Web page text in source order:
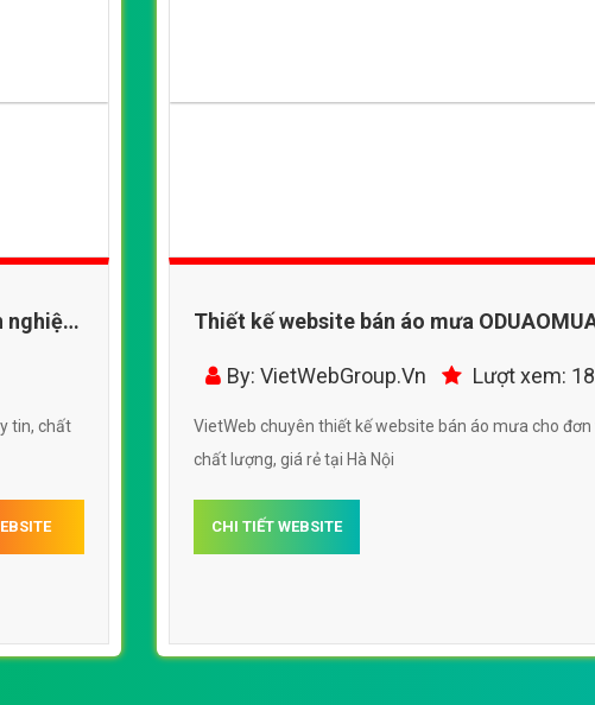
nghiệp
tin, chất
Thiết kế website bán áo mưa
nghiệp chuẩn SEO
By: VietWebGroup.Vn Lượt xem:
VietWeb chuyên thiết kế website bán áo mưa cho đơn
chất lượng, giá rẻ tại Hà Nội
CHI TIẾT WEBSITE